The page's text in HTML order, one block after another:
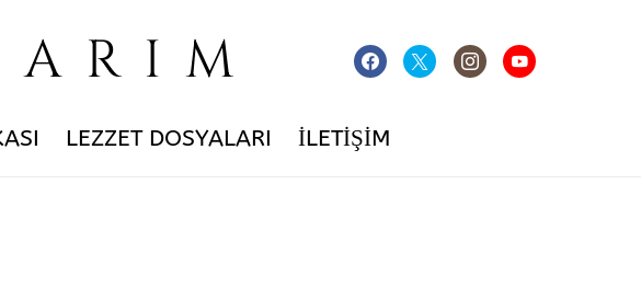
LEZZET DOSYALARI İLETIŞIM